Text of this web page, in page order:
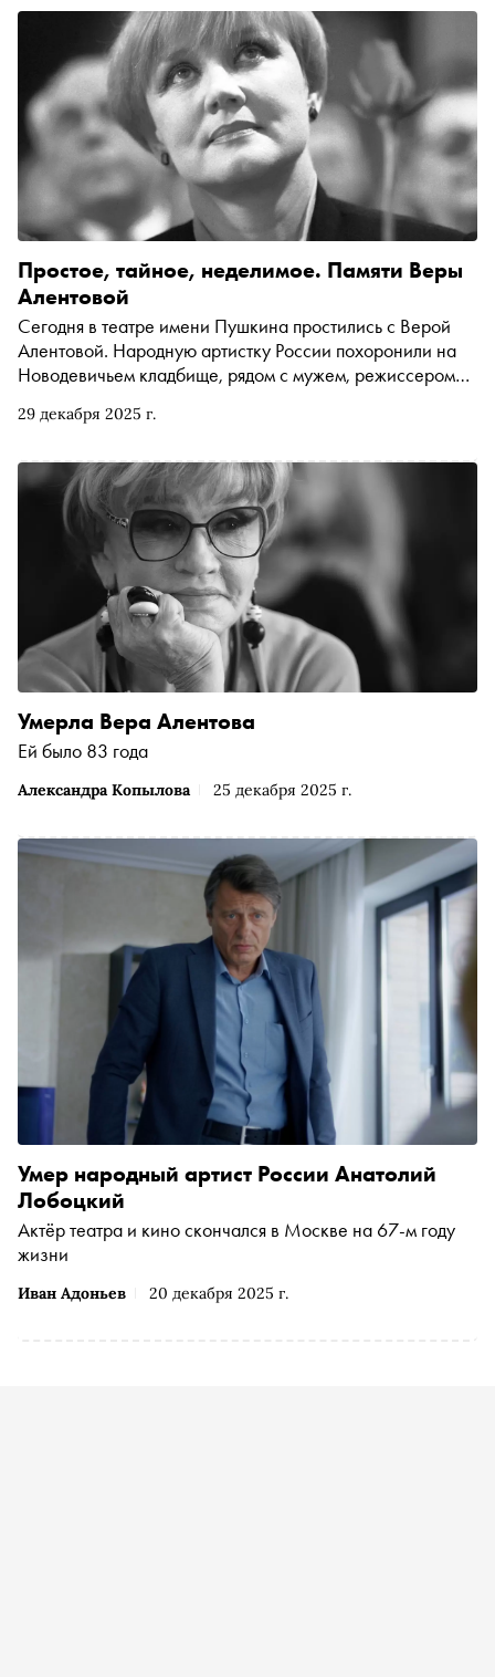
29 декабря 2025 г.
Простое, тайное, неделимое. Памяти Веры
Алентовой
Сегодня в театре имени Пушкина простились с Верой
Алентовой. Народную артистку России похоронили на
Новодевичьем кладбище, рядом с мужем, режиссером
Александра Копылова 25 декабря 2025 г.
Умерла Вера Алентова
Ей было 83 года
Иван Адоньев 20 декабря 2025 г.
Умер народный артист России Анатолий
Лобоцкий
Актёр театра и кино скончался в Москве на 67-м году
жизни